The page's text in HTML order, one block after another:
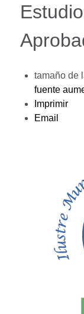
tamaño de
fuente
Imprimir
Email